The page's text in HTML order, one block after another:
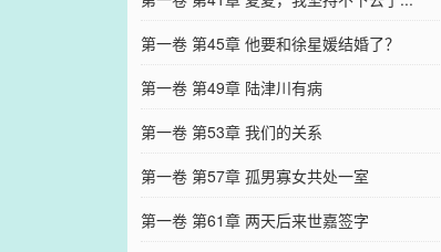
第一卷 第45章 他要和徐星媛结婚了？
第一卷 第49章 陆津川有病
第一卷 第53章 我们的关系
第一卷 第57章 孤男寡女共处一室
第一卷 第61章 两天后来世嘉签字